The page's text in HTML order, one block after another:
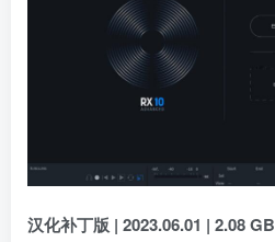
汉化补丁版 | 2023.06.01 | 2.08 GB